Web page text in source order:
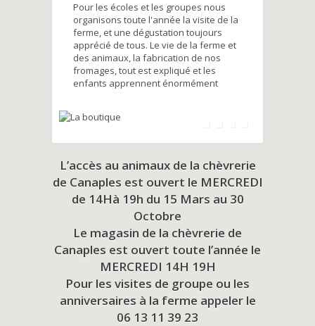
Pour les écoles et les groupes nous
organisons toute l'année la visite de la
ferme, et une dégustation toujours
apprécié de tous. Le vie de la ferme et
des animaux, la fabrication de nos
fromages, tout est expliqué et les
enfants apprennent énormément
L’accès au animaux de la chèvrerie
de Canaples est ouvert le MERCREDI
de 14Hà 19h du 15 Mars au 30
Octobre
Le magasin de la chèvrerie de
Canaples est ouvert toute l’année le
MERCREDI 14H 19H
Pour les visites de groupe ou les
anniversaires à la ferme appeler le
06 13 11 39 23